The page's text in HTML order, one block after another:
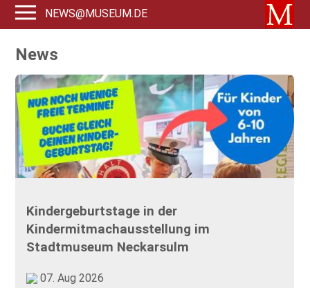
NEWS@MUSEUM.DE
News
Kindergeburtstage in der
Kindermitmachausstellung im
Stadtmuseum Neckarsulm
07. Aug 2026